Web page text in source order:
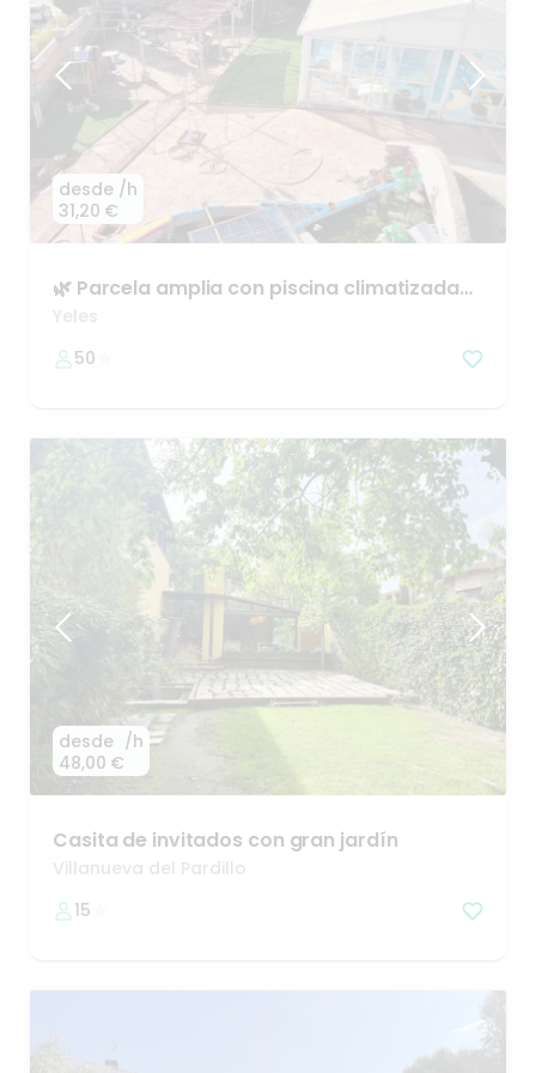
desde
31,20 €
/h
🌿 Parcela amplia con piscina climatizada
junto
Yeles
50
desde
48,00 €
/h
Casita de invitados con gran jardín
Villanueva del Pardillo
15